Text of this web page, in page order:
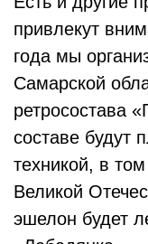
привлекут
года мы
Самарской
ретросостава
составе будут
техникой, в
Великой
эшелон будет